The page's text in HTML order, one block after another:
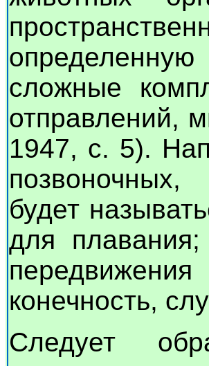
сложные
отправлений,
1947, с. 5).
будет
для
конечность,
Следует